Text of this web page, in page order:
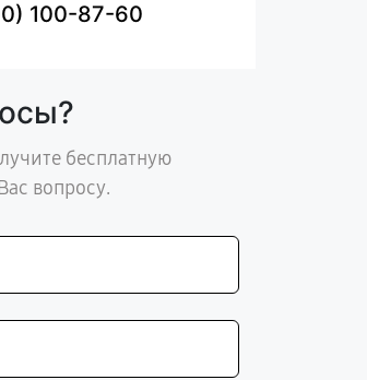
100-87-60
бесплатную
вопросу.